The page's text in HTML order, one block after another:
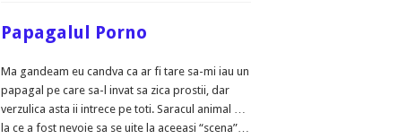
Papagalul Porno
Ma gandeam eu candva ca ar fi tare sa-mi iau un
papagal pe care sa-l invat sa zica prostii, dar
verzulica asta ii intrece pe toti. Saracul animal …
la ce a fost nevoie sa se uite la aceeasi “scena”…